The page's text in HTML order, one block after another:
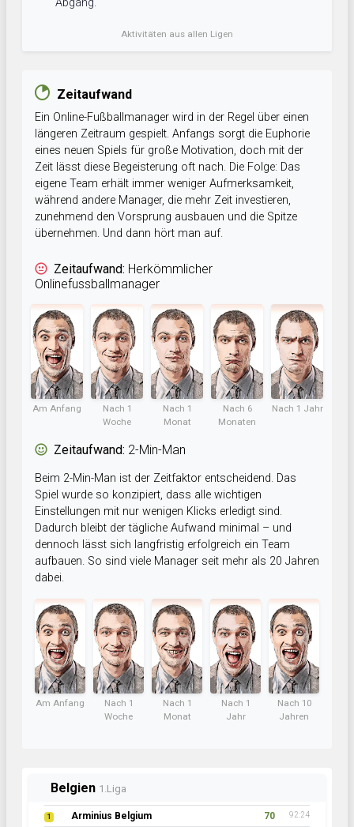
Abgang.
Aktivitäten aus allen Ligen
Zeitaufwand
Ein Online-Fußballmanager wird in der Regel über einen
längeren Zeitraum gespielt. Anfangs sorgt die Euphorie
eines neuen Spiels für große Motivation, doch mit der
Zeit lässt diese Begeisterung oft nach. Die Folge: Das
eigene Team erhält immer weniger Aufmerksamkeit,
während andere Manager, die mehr Zeit investieren,
zunehmend den Vorsprung ausbauen und die Spitze
übernehmen. Und dann hört man auf.
Zeitaufwand: Herkömmlicher
Onlinefussballmanager
Am Anfang
Nach 1
Woche
Nach 1
Monat
Nach 6
Monaten
Nach 1 Jahr
Zeitaufwand: 2-Min-Man
Beim 2-Min-Man ist der Zeitfaktor entscheidend. Das
Spiel wurde so konzipiert, dass alle wichtigen
Einstellungen mit nur wenigen Klicks erledigt sind.
Dadurch bleibt der tägliche Aufwand minimal – und
dennoch lässt sich langfristig erfolgreich ein Team
aufbauen. So sind viele Manager seit mehr als 20 Jahren
dabei.
Am Anfang
Nach 1
Woche
Nach 1
Monat
Nach 1
Jahr
Nach 10
Jahren
Belgien 1.Liga
1 Arminius Belgium 70 92:24